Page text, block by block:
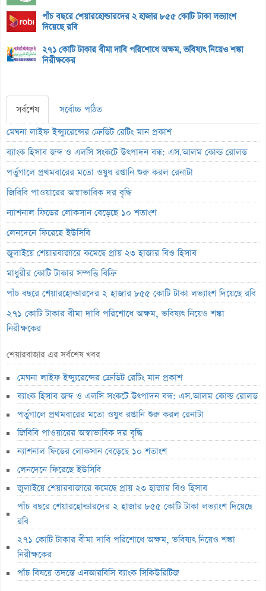
পাঁচ বছরে শেয়ারহোল্ডারদের ২ হাজার ৮৫৫ কোটি টাকা লভ্যাংশ
দিয়েছে রবি
২৭১ কোটি টাকার বীমা দাবি পরিশোধে অক্ষম, ভবিষ্যৎ নিয়েও শঙ্কা
নিরীক্ষকের
সর্বশেষ
সর্বোচ্চ পঠিত
মেঘনা লাইফ ইন্স্যুরেন্সের ক্রেডিট রেটিং মান প্রকাশ
ব্যাংক হিসাব জব্দ ও এলসি সংকটে উৎপাদন বন্ধ: এস.আলম কোল্ড রোলড
পর্তুগালে প্রথমবারের মতো ওষুধ রপ্তানি শুরু করল রেনাটা
জিবিবি পাওয়ারের অস্বাভাবিক দর বৃদ্ধি
ন্যাশনাল ফিডের লোকসান বেড়েছে ১০ শতাংশ
লেনদেনে ফিরেছে ইউসিবি
জুলাইয়ে শেয়ারবাজারে কমেছে প্রায় ২৩ হাজার বিও হিসাব
মাধুরীর কোটি টাকার সম্পত্তি বিক্রি
পাঁচ বছরে শেয়ারহোল্ডারদের ২ হাজার ৮৫৫ কোটি টাকা লভ্যাংশ দিয়েছে রবি
২৭১ কোটি টাকার বীমা দাবি পরিশোধে অক্ষম, ভবিষ্যৎ নিয়েও শঙ্কা
নিরীক্ষকের
পাঁচ বিষয়ে তদন্তে এনআরবিসি ব্যাংক সিকিউরিটিজ
ইসলামী লাইফ
ভেঞ্চার ক্যাপিটাল ফান্ডে একাধিক অনিয়ম, এক্স অ্যাঞ্জেলের কাছে বিএসইসির
ব্যাখ্যা তলব
বুধবার শেয়ারবাজার বন্ধ
১৪ কার্যদিবসে সোনারগাঁও টেক্সটাইলের শেয়ারদর ৩২% বৃদ্ধি
‘রাজনৈতিক ক্ষমতা দেখিয়ে আমার কাজ কেড়ে নিয়েছিল বান্ধবী’
মূল্যসূচক বাড়লেও লেনদেনে পতন
লুজারের শীর্ষে রিং-শাইন
গেইনারের শীর্ষে সেন্ট্রাল ইন্স্যুরেন্স
ব্লক মার্কেটে ৩৬ কোটি টাকার লেনদেন
বৃহস্পতিবার পদ্মা ইসলামী লাইফ ইন্স্যুরেন্সের লেনদেন বন্ধ
শেয়ারবাজার এর সর্বশেষ খবর
মেঘনা লাইফ ইন্স্যুরেন্সের ক্রেডিট রেটিং মান প্রকাশ
ব্যাংক হিসাব জব্দ ও এলসি সংকটে উৎপাদন বন্ধ: এস.আলম কোল্ড রোলড
পর্তুগালে প্রথমবারের মতো ওষুধ রপ্তানি শুরু করল রেনাটা
জিবিবি পাওয়ারের অস্বাভাবিক দর বৃদ্ধি
ন্যাশনাল ফিডের লোকসান বেড়েছে ১০ শতাংশ
লেনদেনে ফিরেছে ইউসিবি
জুলাইয়ে শেয়ারবাজারে কমেছে প্রায় ২৩ হাজার বিও হিসাব
পাঁচ বছরে শেয়ারহোল্ডারদের ২ হাজার ৮৫৫ কোটি টাকা লভ্যাংশ দিয়েছে
রবি
২৭১ কোটি টাকার বীমা দাবি পরিশোধে অক্ষম, ভবিষ্যৎ নিয়েও শঙ্কা
নিরীক্ষকের
পাঁচ বিষয়ে তদন্তে এনআরবিসি ব্যাংক সিকিউরিটিজ